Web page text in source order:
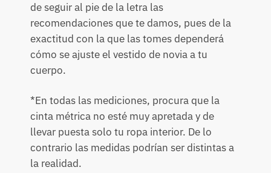
de seguir al pie de la letra las
recomendaciones que te damos, pues de la
exactitud con la que las tomes dependerá
cómo se ajuste el vestido de novia a tu
cuerpo.
*En todas las mediciones, procura que la
cinta métrica no esté muy apretada y de
llevar puesta solo tu ropa interior. De lo
contrario las medidas podrían ser distintas a
la realidad.